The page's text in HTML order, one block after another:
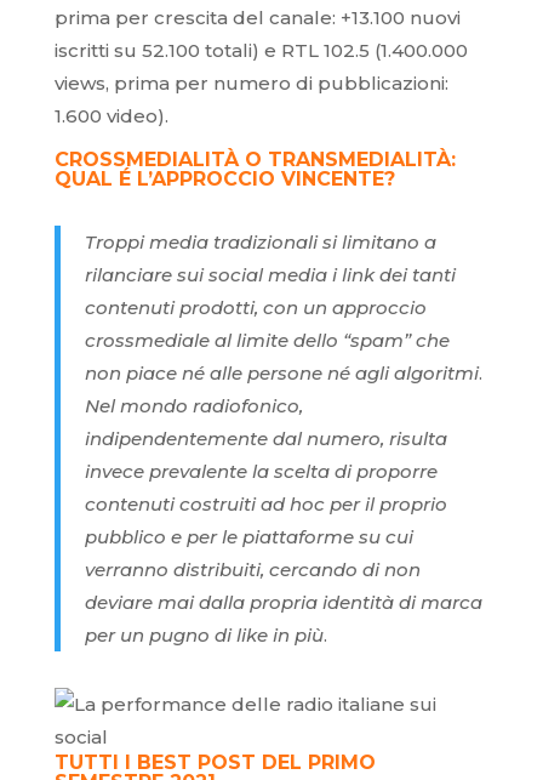
prima per crescita del canale: +13.100 nuovi
iscritti su 52.100 totali) e RTL 102.5 (1.400.000
views, prima per numero di pubblicazioni:
1.600 video).
CROSSMEDIALITÀ O TRANSMEDIALITÀ:
QUAL É L’APPROCCIO VINCENTE?
Troppi media tradizionali si limitano a
rilanciare sui social media i link dei tanti
contenuti prodotti, con un approccio
crossmediale al limite dello “spam” che
non piace né alle persone né agli algoritmi.
Nel mondo radiofonico,
indipendentemente dal numero, risulta
invece prevalente la scelta di proporre
contenuti costruiti ad hoc per il proprio
pubblico e per le piattaforme su cui
verranno distribuiti, cercando di non
deviare mai dalla propria identità di marca
per un pugno di like in più.
TUTTI I BEST POST DEL PRIMO